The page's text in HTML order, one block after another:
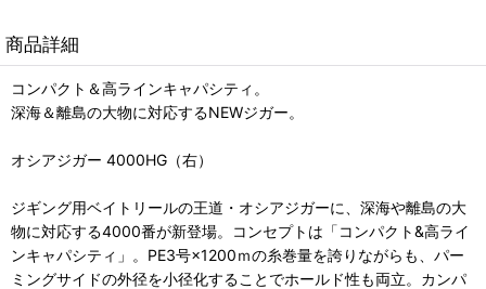
商品詳細
コンパクト＆高ラインキャパシティ。
深海＆離島の大物に対応するNEWジガー。
オシアジガー 4000HG（右）
ジギング用ベイトリールの王道・オシアジガーに、深海や離島の大
物に対応する4000番が新登場。コンセプトは「コンパクト&高ライ
ンキャパシティ」。PE3号×1200ｍの糸巻量を誇りながらも、パー
ミングサイドの外径を小径化することでホールド性も両立。カンパ